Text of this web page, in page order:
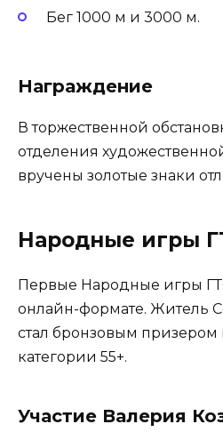
Бег 1000 м и 3000 м.
Награждение
В торжественной
отделения
вручены золотые знаки
Народные игры
Первые Народные игры
онлайн-формате. Житель
стал бронзовым призером
категории 55+.
Участие Валерия